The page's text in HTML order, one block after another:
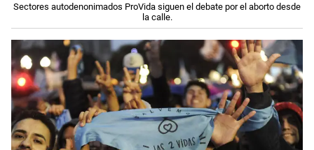
Sectores autodenonimados ProVida siguen el debate por el aborto desde
la calle.